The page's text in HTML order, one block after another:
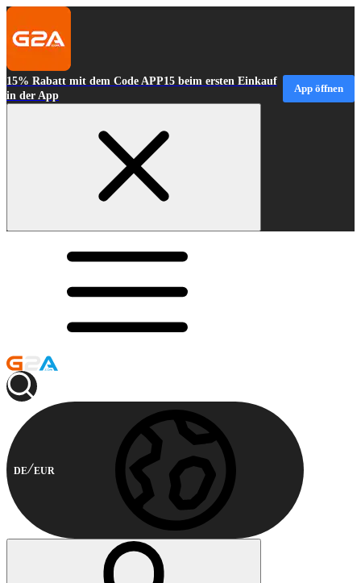
15% Rabatt mit dem Code APP15 beim ersten Einkauf
in der App
App öffnen
DE EUR